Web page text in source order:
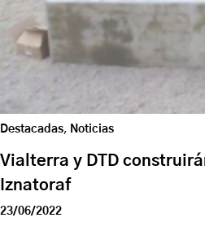
Destacadas, Noticias
Vialterra y DTD
Iznatoraf
23/06/2022